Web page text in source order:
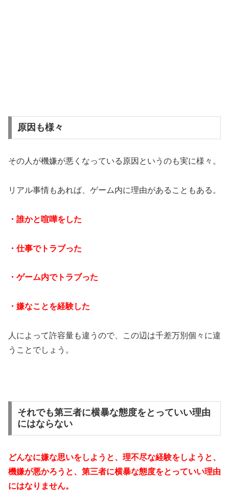
原因も様々
その人が機嫌が悪くなっている原因というのも実に様々。
リアル事情もあれば、ゲーム内に理由があることもある。
・誰かと喧嘩をした
・仕事でトラブった
・ゲーム内でトラブった
・嫌なことを経験した
人によって許容量も違うので、この辺は千差万別個々に違
うことでしょう。
それでも第三者に横暴な態度をとっていい理由
にはならない
どんなに嫌な思いをしようと、理不尽な経験をしようと、
機嫌が悪かろうと、第三者に横暴な態度をとっていい理由
にはなりません。